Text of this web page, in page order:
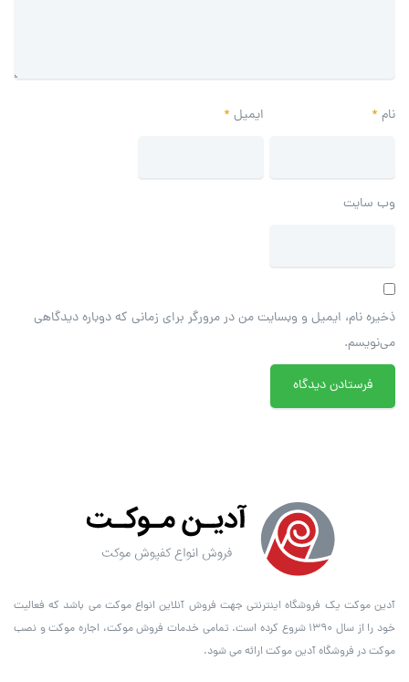
نام* ایمیل*
وب‌ سایت
ذخیره نام، ایمیل و وبسایت من در مرورگر برای زمانی که دوباره دیدگاهی
می‌نویسم.
آدین موکت یک فروشگاه اینترنتی جهت فروش آنلاین انواع موکت می باشد که فعالیت
خود را از سال ۱۳۹۰ شروع کرده است. تمامی خدمات فروش موکت، اجاره موکت و نصب
موکت در فروشگاه آدین موکت ارائه می شود.